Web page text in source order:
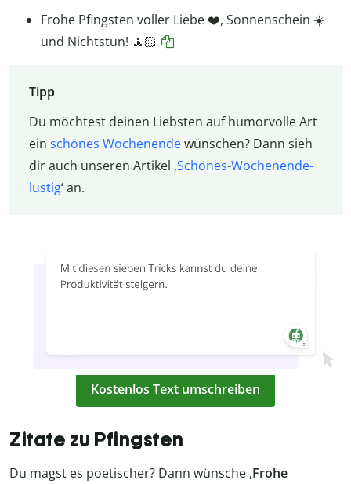
Frohe Pfingsten voller Liebe ❤️, Sonnenschein ☀️
und Nichtstun! 🧘🏻
Tipp
Du möchtest deinen Liebsten auf humorvolle Art
ein schönes Wochenendewünschen? Dann sieh
dir auch unseren Artikel ,Schönes-Wochenende-
lustig‘ an.
Kostenlos Text umschreiben
Zitate zu Pfingsten
Du magst es poetischer? Dann wünsche ‚Frohe